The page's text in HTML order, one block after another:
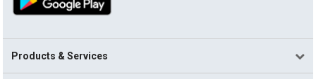
Products & Services